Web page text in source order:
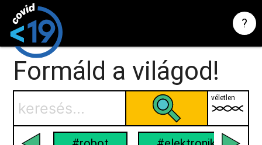
?
Formáld a világod!
véletlen